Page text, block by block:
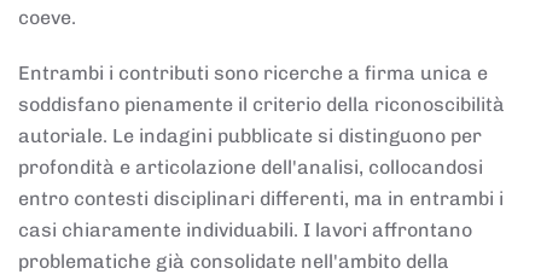
coeve.
Entrambi i contributi sono ricerche a firma unica e
soddisfano pienamente il criterio della riconoscibilità
autoriale. Le indagini pubblicate si distinguono per
profondità e articolazione dell'analisi, collocandosi
entro contesti disciplinari differenti, ma in entrambi i
casi chiaramente individuabili. I lavori affrontano
problematiche già consolidate nell'ambito della